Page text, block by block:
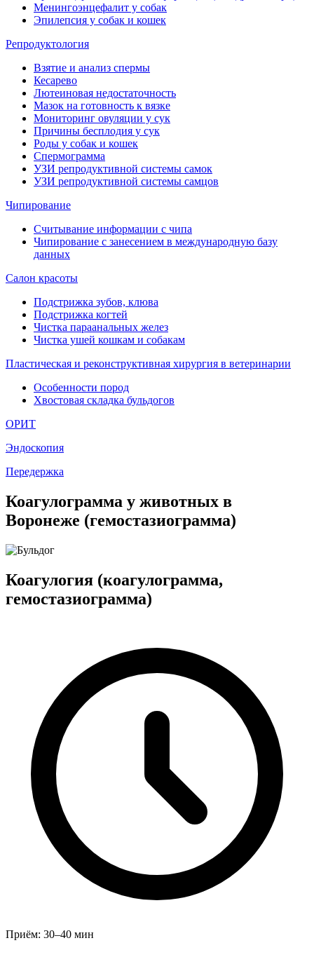
Менингоэнцефалит у собак
Эпилепсия у собак и кошек
Репродуктология
Взятие и анализ спермы
Кесарево
Лютеиновая недостаточность
Мазок на готовность к вязке
Мониторинг овуляции у сук
Причины бесплодия у сук
Роды у собак и кошек
Спермограмма
УЗИ репродуктивной системы самок
УЗИ репродуктивной системы самцов
Чипирование
Считывание информации с чипа
Чипирование с занесением в международную базу
данных
Салон красоты
Подстрижка зубов, клюва
Подстрижка когтей
Чистка параанальных желез
Чистка ушей кошкам и собакам
Пластическая и реконструктивная хирургия в ветеринарии
Особенности пород
Хвостовая складка бульдогов
ОРИТ
Эндоскопия
Передержка
Коагулограмма у животных в
Воронеже (гемостазиограмма)
Коагулогия (коагулограмма,
гемостазиограмма)
Приём: 30–40 мин